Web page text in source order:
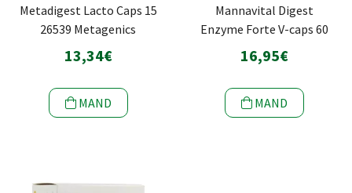
Metadigest Lacto Caps 15
26539 Metagenics
13,34€
MAND
Mannavital Digest
Enzyme Forte V-caps 60
16,95€
MAND